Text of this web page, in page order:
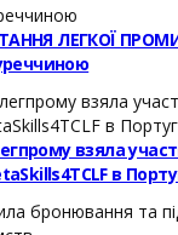
ЛЕГКОЇ
взяла
в